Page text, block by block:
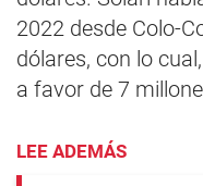
2022 desde Colo-
dólares, con lo
a favor de 7
LEE ADEMÁS